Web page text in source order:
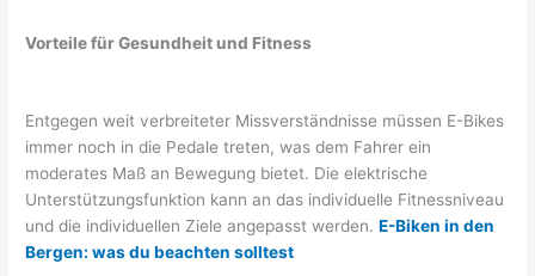
Vorteile für Gesundheit und Fitness
Entgegen weit verbreiteter Missverständnisse müssen E-Bikes
immer noch in die Pedale treten, was dem Fahrer ein
moderates Maß an Bewegung bietet. Die elektrische
Unterstützungsfunktion kann an das individuelle Fitnessniveau
und die individuellen Ziele angepasst werden.E-Biken in den
Bergen: was du beachten solltest